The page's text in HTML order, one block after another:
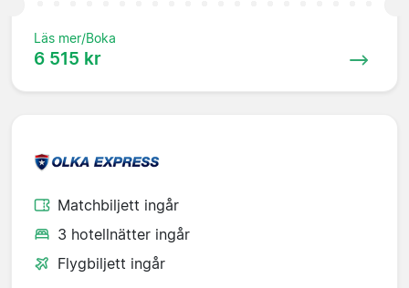
Läs mer/Boka
6 515 kr
Matchbiljett ingår
3 hotellnätter ingår
Flygbiljett ingår